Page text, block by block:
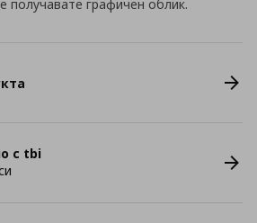
получавате графичен облик.
с tbi